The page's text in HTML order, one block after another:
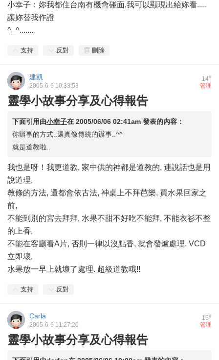
小幸子：妳我都住台南有機會碰面,我可以顯現出給妳看.....
讓妳替我作證
^_^.......
支持 反對 刪除
14#
建凱
管理
2005-6-6 10:33:53
靈學小故事分享及心得報告
下面引用由小幸子在 2005/06/06 02:41am 發表的內容：
你辦事的方式..還真像傳統的辦事..^^
就是道教啦..
我也是呀！我更道教, 家中供的神都是道教的, 連說話也是用
說道理,
教條的方法, 還都會依古法, 神桌上不拜芭樂, 買水果回家之
前,
不能到別的宮去拜拜, 水果不甜不好吃不能拜, 不能衣衫不整
的上香,
不能在客廳看A片, 否則一律以沒點香, 就會發爐處理. VCD
立即壞,
水果放一早上就壞了處理. 超級道教哦!!
支持 反對
15#
Carla
管理
2005-6-6 11:27:20
靈學小故事分享及心得報告